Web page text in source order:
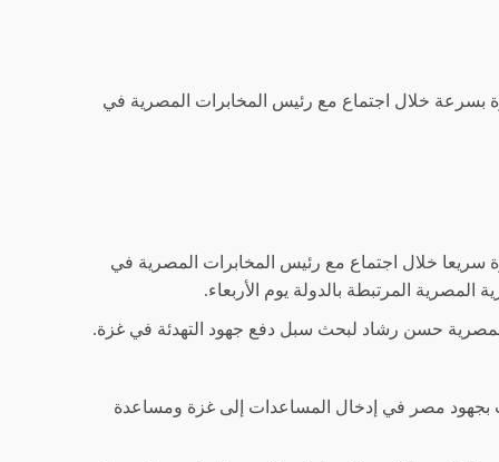
بسرعة خلال اجتماع مع رئيس المخابرات المصرية في
سريعا خلال اجتماع مع رئيس المخابرات المصرية في
المرتبطة بالدولة يوم الأربعاء.
حسن رشاد لبحث سبل دفع جهود التهدئة في غزة.
بجهود مصر في إدخال المساعدات إلى غزة ومساعدة